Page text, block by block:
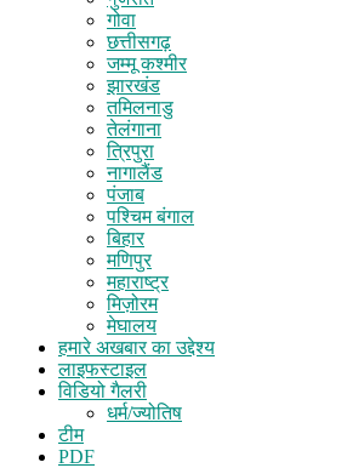
गोवा
छत्तीसगढ़
जम्मू कश्मीर
झारखंड
तमिलनाडु
तेलंगाना
त्रिपुरा
नागालैंड
पंजाब
पश्चिम बंगाल
बिहार
मणिपुर
महाराष्ट्र
मिज़ोरम
मेघालय
हमारे अखबार का उद्देश्य
लाइफस्टाइल
विडियो गैलरी
धर्म/ज्योतिष
टीम
PDF